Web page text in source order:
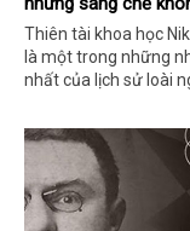
Thiên tài khoa học
là một trong những
nhất của lịch sử loài